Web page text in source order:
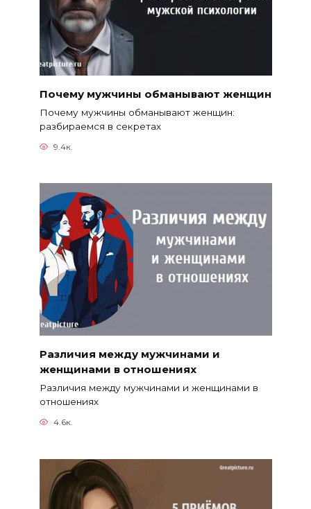
Почему мужчины обманывают женщин
Почему мужчины обманывают женщин:
разбираемся в секретах
9.4к.
Различия между мужчинами и
женщинами в отношениях
Различия между мужчинами и женщинами в
отношениях
4.6к.